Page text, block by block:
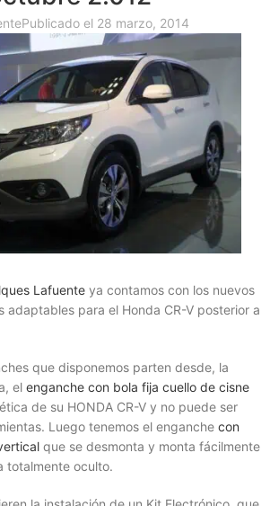
Publicado el 28 marzo, 2014
Lafuente ya contamos con los nuevos
adaptables para el Honda CR-V posterior a
que disponemos parten desde, la
el enganche con bola fija cuello de cisne
de su HONDA CR-V y no puede ser
Luego tenemos el enganche con
que se desmonta y monta fácilmente
totalmente oculto.